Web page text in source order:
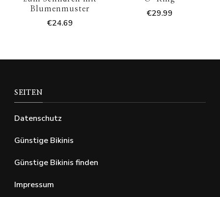
Blumenmuster
€24.69
€29.99
SEITEN
Datenschutz
Günstige Bikinis
Günstige Bikinis finden
Impressum